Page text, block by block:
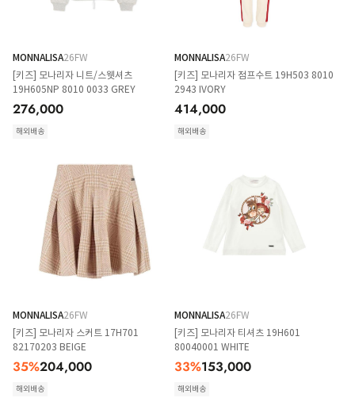
MONNALISA26FW
[키즈] 모나리자 니트/스웻셔츠
19H605NP 8010 0033 GREY
276,000
해외배송
MONNALISA26FW
[키즈] 모나리자 점프수트 19H503 8010
2943 IVORY
414,000
해외배송
MONNALISA26FW
[키즈] 모나리자 스커트 17H701
82170203 BEIGE
35%204,000
해외배송
MONNALISA26FW
[키즈] 모나리자 티셔츠 19H601
80040001 WHITE
33%153,000
해외배송